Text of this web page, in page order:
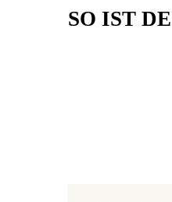
SO IST